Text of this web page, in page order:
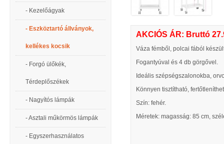
- Kezelőágyak
- Eszköztartó állványok,
kellékes kocsik
- Forgó ülőkék,
Térdeplőszékek
- Nagyítós lámpák
- Asztali műkörmös lámpák
- Egyszerhasználatos
AKCIÓS ÁR: Bruttó
Váza fémből, polcai fából
Fogantyúval és 4 db görgővel.
Ideális szépségszalonokba,
Könnyen tisztítható,
Szín: fehér.
Méretek: magasság: 85 cm,